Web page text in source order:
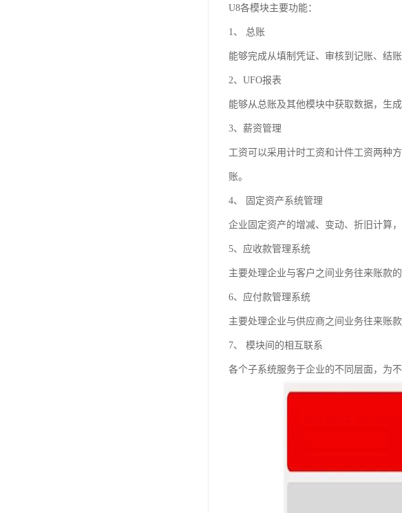
U8各模块主要功能：
1、 总账
能够完成从填制凭证、审核到记账、结
2、UFO报表
能够从总账及其他模块中获取数据，生
3、薪资管理
工资可以采用计时工资和计件工资两种
账。
4、 固定资产系统管理
企业固定资产的增减、变动、折旧计算
5、应收款管理系统
主要处理企业与客户之间业务往来账款
6、应付款管理系统
主要处理企业与供应商之间业务往来账
7、 模块间的相互联系
各个子系统服务于企业的不同层面，为